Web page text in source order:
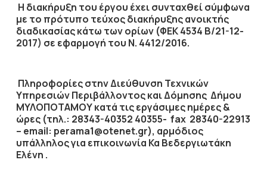
Η διακήρυξη του έργου έχει συνταχθεί σύμφωνα
με το πρότυπο τεύχος διακήρυξης ανοικτής
διαδικασίας κάτω των ορίων (ΦΕΚ 4534 Β/21-12-
2017) σε εφαρμογή του Ν. 4412/2016.
Πληροφορίες στην Διεύθυνση Τεχνικών
Υπηρεσιών Περιβάλλοντος και Δόμησης Δήμου
ΜΥΛΟΠΟΤΑΜΟΥ κατά τις εργάσιμες ημέρες &
ώρες (τηλ.: 28343-40352 40355- fax 28340-22913
– email: perama1@otenet.gr), αρμόδιος
υπάλληλος για επικοινωνία Κα Βεδεργιωτάκη
Ελένη .